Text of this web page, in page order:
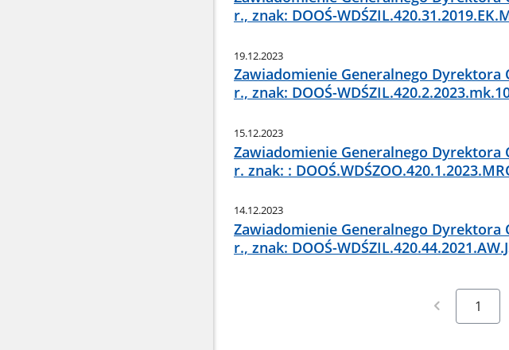
r., znak: DOOŚ-
19.12.2023
Zawiadomienie Generalnego Dyrektora
r., znak: DOOŚ-
15.12.2023
Zawiadomienie Generalnego Dyrektora
r. znak: :
14.12.2023
Zawiadomienie Generalnego Dyrektora
r., znak: DOOŚ-